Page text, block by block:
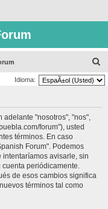
u
Idioma:
adelante "nosotros", "nos",
forum"), usted
términos. En caso
Forum". Podemos
avisarle, sin
periódicamente.
de esos cambios significa
términos tal como